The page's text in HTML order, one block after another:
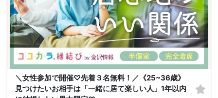
＼女性参加で開催♡先着３名無料！／《25~36歳》
見つけたいお相手は「一緒に居て楽しい人」1年以内